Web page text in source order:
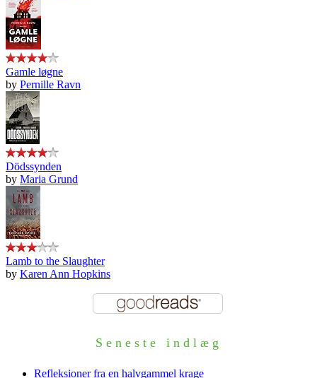
Gamle løgne
by Pernille Ravn
Dödssynden
by Maria Grund
Lamb to the Slaughter
by Karen Ann Hopkins
Seneste indlæg
Refleksioner fra en halvgammel krage